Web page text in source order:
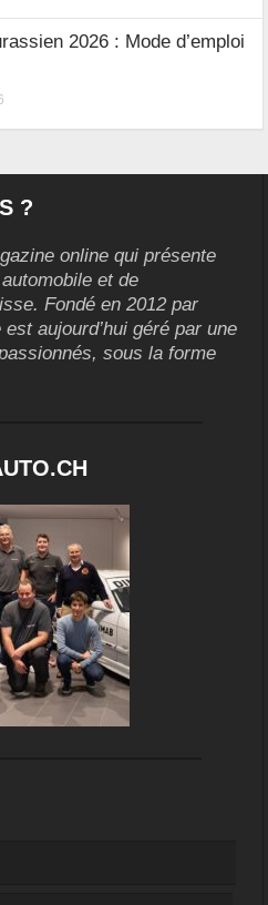
2026 : Mode d’emploi
?
online qui présente
et de
Fondé en 2012 par
aujourd’hui géré par une
sous la forme